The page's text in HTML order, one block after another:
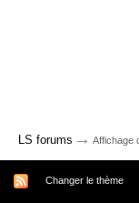
LS forums → Affichage
Changer le thème